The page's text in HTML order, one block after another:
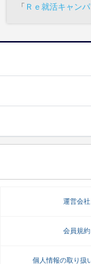
「 Ｒｅ就活キャン
運営会社
会員規約
個人情報の取り扱